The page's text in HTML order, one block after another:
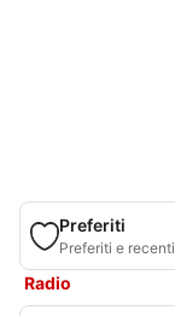
Preferiti
Preferiti e recenti
Radio